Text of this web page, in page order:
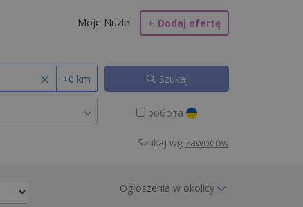
+ Dodaj ofertę
Moje Nuzle
+0 km Szukaj
робота
Szukaj wg zawodów
Ogłoszenia w okolicy